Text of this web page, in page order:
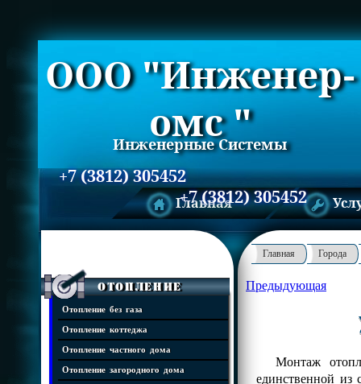
ООО "Инженер-
омс "
Инженерные Системы
+7 (3812) 305452
+7 (3812) 305452
Главная
Отопление
Отопление без газа
Отопление коттеджа
Отопление частного дома
Отопление загородного дома
Главная Города
Предыдующая
Монтаж
единственной из